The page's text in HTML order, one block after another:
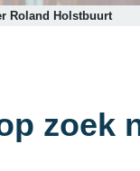
Roland Holstbuurt
zoek